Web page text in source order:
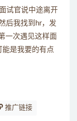
试官说中途离开
后我找到hr，发
一次遇见这样面
是我要的有点
推广链接